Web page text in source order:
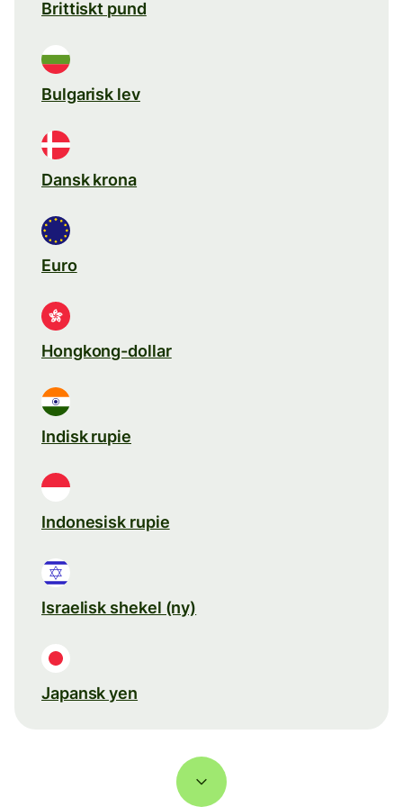
Brittiskt pund
Bulgarisk lev
Dansk krona
Euro
Hongkong-dollar
Indisk rupie
Indonesisk rupie
Israelisk shekel (ny)
Japansk yen